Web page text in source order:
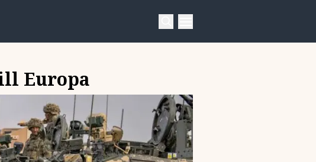
Europa